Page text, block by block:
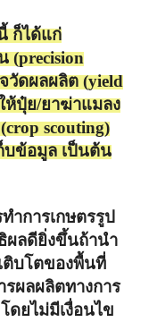
ก็ได้แก่
(precision
วัดผลผลิต (yield
ห้ปุ๋ย/ยาฆ่าแมลง
scouting)
บข้อมูล เป็นต้น
ำการเกษตรรูป
ผลดียิ่งขึ้นถ้านำ
ติบโตของพื้นที่
รผลผลิตทางการ
ดยไม่มีเงื่อนไข